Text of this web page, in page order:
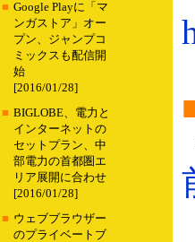
■ Google Playに「マ
ンガストア」オー
プン、ジャンプコ
ミックスも配信開
始
[2016/01/28]
■ BIGLOBE、電力と
インターネットの
セットプラン、中
部電力の首都圏エ
リア展開に合わせ
[2016/01/28]
■ ウェブブラウザー
のプライベートブ